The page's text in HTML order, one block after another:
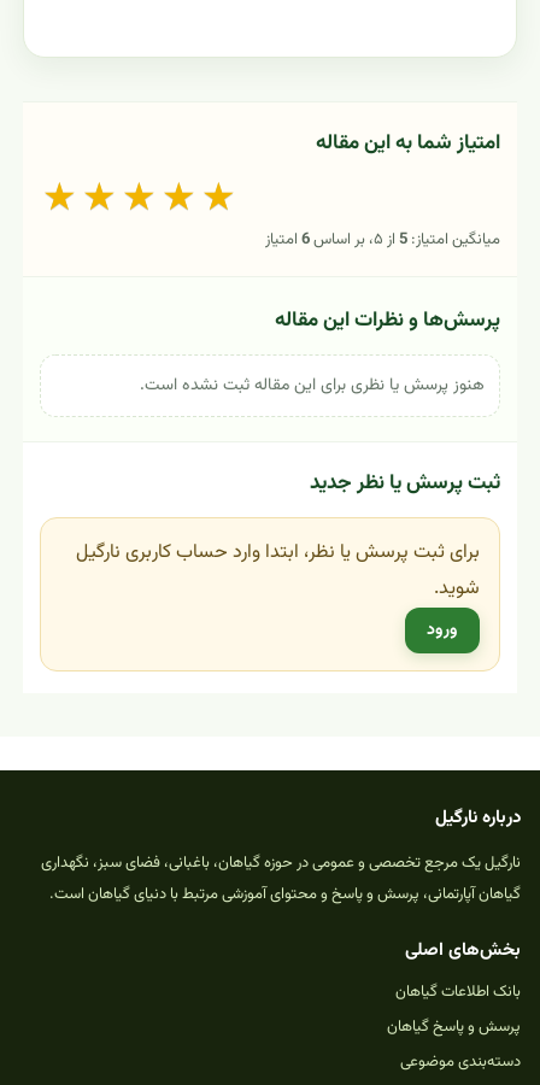
امتیاز شما به این مقاله
★ ★ ★ ★ ★
میانگین امتیاز: 5از ۵، بر اساس 6امتیاز
پرسش‌ها و نظرات این مقاله
هنوز پرسش یا نظری برای این مقاله ثبت نشده است.
ثبت پرسش یا نظر جدید
برای ثبت پرسش یا نظر، ابتدا وارد حساب کاربری نارگیل
شوید.
ورود
درباره نارگیل
نارگیل یک مرجع تخصصی و عمومی در حوزه گیاهان، باغبانی، فضای سبز، نگهداری
گیاهان آپارتمانی، پرسش و پاسخ و محتوای آموزشی مرتبط با دنیای گیاهان است.
بخش‌های اصلی
بانک اطلاعات گیاهان
پرسش و پاسخ گیاهان
دسته‌بندی موضوعی